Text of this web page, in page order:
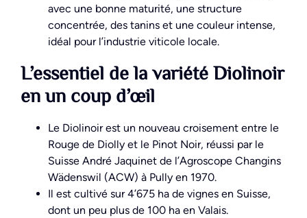
avec une bonne maturité, une structure
concentrée, des tanins et une couleur intense,
idéal pour l’industrie viticole locale.
L’essentiel de la variété Diolinoir
en un coup d’œil
Le Diolinoir est un nouveau croisement entre le
Rouge de Diolly et le Pinot Noir, réussi par le
Suisse André Jaquinet de l’Agroscope Changins
Wädenswil (ACW) à Pully en 1970.
Il est cultivé sur 4’675 ha de vignes en Suisse,
dont un peu plus de 100 ha en Valais.